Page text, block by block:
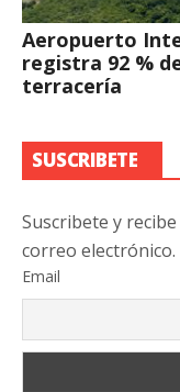
Aeropuerto
registra 92 %
terracería
SUSCRIBETE
Suscribete y
correo electrónico.
Email